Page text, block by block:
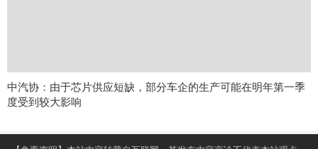
中汽协：由于芯片供应短缺，部分车企的生产可能在明年第一季
度受到较大影响